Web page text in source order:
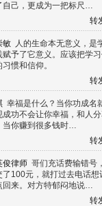
自己，更成为一把标尺…
转
敏 人的生命本无意义，是
赋予了它意义。应该把学
惯和信仰。
转
幸福是什么？当你功成名
成功不会让你幸福，和人
当你赚到很多钱时…
转
俊律师 哥们充话费输错号
了100元，就打过去电话想
回来。对方特郁闷地说…
转